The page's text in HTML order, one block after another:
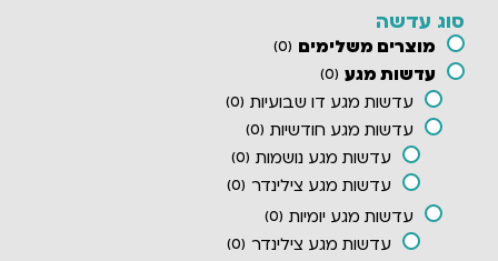
סוג עדשה
מוצרים משלימים (
0
)
עדשות מגע (
0
)
עדשות מגע דו שבועיות (
0
)
עדשות מגע חודשיות (
0
)
עדשות מגע נושמות (
0
)
עדשות מגע צילינדר (
0
)
עדשות מגע יומיות (
0
)
עדשות מגע צילינדר (
0
)